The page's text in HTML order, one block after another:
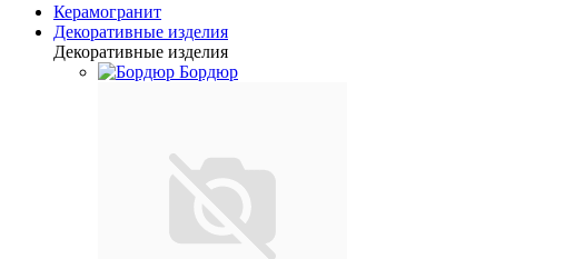
Керамогранит
Декоративные изделия
Декоративные изделия
Бордюр